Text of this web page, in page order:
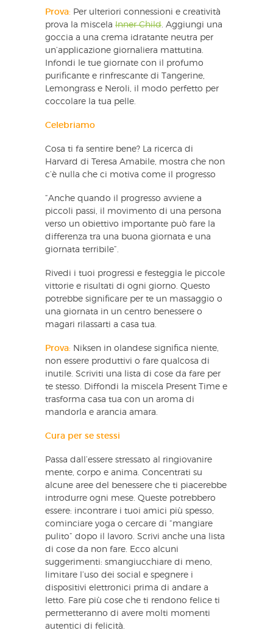
Prova: Per ulteriori connessioni e creatività
prova la miscela Inner Child . Aggiungi una
goccia a una crema idratante neutra per
un’applicazione giornaliera mattutina.
Infondi le tue giornate con il profumo
purificante e rinfrescante di Tangerine,
Lemongrass e Neroli, il modo perfetto per
coccolare la tua pelle.
Celebriamo
Cosa ti fa sentire bene? La ricerca di
Harvard di Teresa Amabile, mostra che non
c’è nulla che ci motiva come il progresso
“Anche quando il progresso avviene a
piccoli passi, il movimento di una persona
verso un obiettivo importante può fare la
differenza tra una buona giornata e una
giornata terribile”.
Rivedi i tuoi progressi e festeggia le piccole
vittorie e risultati di ogni giorno. Questo
potrebbe significare per te un massaggio o
una giornata in un centro benessere o
magari rilassarti a casa tua.
Prova: Niksen in olandese significa niente,
non essere produttivi o fare qualcosa di
inutile. Scriviti una lista di cose da fare per
te stesso. Diffondi la miscela Present Time e
trasforma casa tua con un aroma di
mandorla e arancia amara.
Cura per se stessi
Passa dall’essere stressato al ringiovanire
mente, corpo e anima. Concentrati su
alcune aree del benessere che ti piacerebbe
introdurre ogni mese. Queste potrebbero
essere: incontrare i tuoi amici più spesso,
cominciare yoga o cercare di “mangiare
pulito” dopo il lavoro. Scrivi anche una lista
di cose da non fare. Ecco alcuni
suggerimenti: smangiucchiare di meno,
limitare l’uso dei social e spegnere i
dispositivi elettronici prima di andare a
letto. Fare più cose che ti rendono felice ti
permetteranno di avere molti momenti
autentici di felicità.